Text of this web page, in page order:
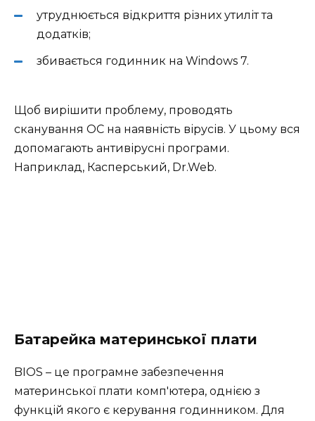
утруднюється відкриття різних утиліт та
додатків;
збивається годинник на Windows 7.
Щоб вирішити проблему, проводять
сканування ОС на наявність вірусів. У цьому вся
допомагають антивірусні програми.
Наприклад, Касперський, Dr.Web.
Батарейка материнської плати
BIOS – це програмне забезпечення
материнської плати комп'ютера, однією з
функцій якого є керування годинником. Для